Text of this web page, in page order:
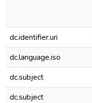
dc.identifier.uri
dc.language.iso
dc.subject
dc.subject